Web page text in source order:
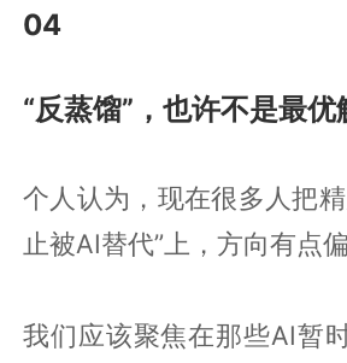
04
“反蒸馏”，也许不是最优
个人认为，现在很多人把
止被AI替代”上，方向有点偏
我们应该聚焦在那些AI暂